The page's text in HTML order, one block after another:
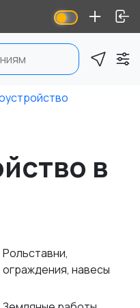
в
Рольставни,
ограждения, навесы